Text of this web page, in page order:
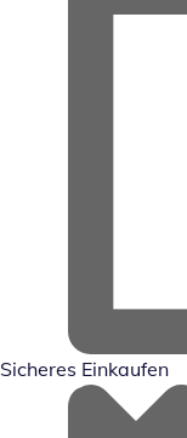
Sicheres Einkaufen